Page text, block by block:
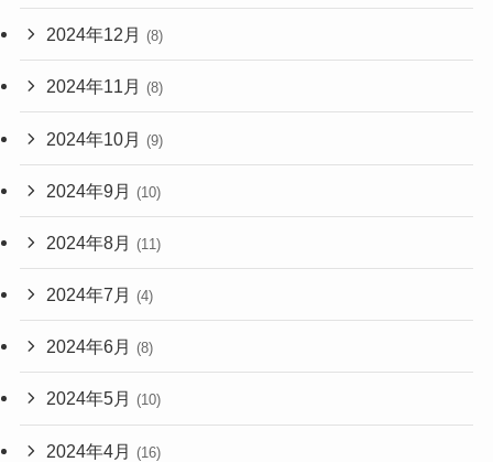
2024年12月 (8)
2024年11月 (8)
2024年10月 (9)
2024年9月 (10)
2024年8月 (11)
2024年7月 (4)
2024年6月 (8)
2024年5月 (10)
2024年4月 (16)